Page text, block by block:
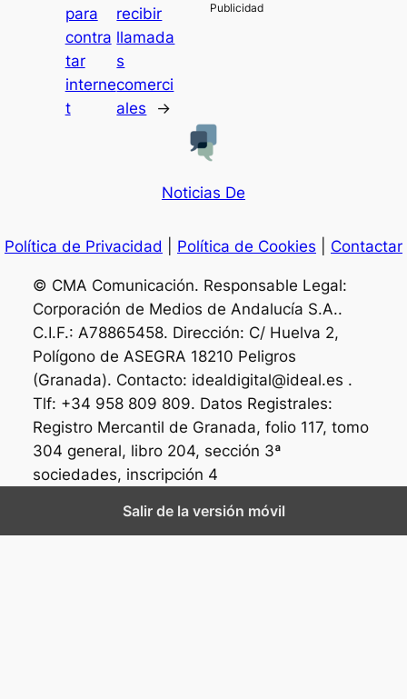
para
contra
tar
interne
t
recibir
llamada
s
comerci
ales
→
Noticias De
Política de Privacidad Política de Cookies Contactar
© CMA Comunicación. Responsable Legal:
Corporación de Medios de Andalucía S.A..
C.I.F.: A78865458. Dirección: C/ Huelva 2,
Polígono de ASEGRA 18210 Peligros
(Granada). Contacto: idealdigital@ideal.es .
Tlf: +34 958 809 809. Datos Registrales:
Registro Mercantil de Granada, folio 117, tomo
304 general, libro 204, sección 3ª
sociedades, inscripción 4
Salir de la versión móvil